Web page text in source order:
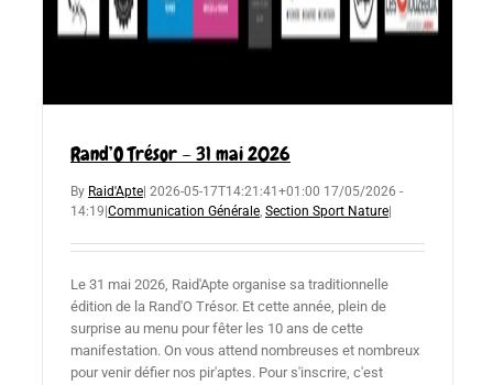
Rand’O Trésor – 31 mai 2026
By Raid'Apte 2026-05-17T14:21:41+01:00 17/05/2026 -
14:19 Communication Générale, Section Sport Nature
Le 31 mai 2026, Raid'Apte organise sa traditionnelle
édition de la Rand'O Trésor. Et cette année, plein de
surprise au menu pour fêter les 10 ans de cette
manifestation. On vous attend nombreuses et nombreux
pour venir défier nos pir'aptes. Pour s'inscrire, c'est